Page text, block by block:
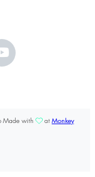
Made with at Monkey